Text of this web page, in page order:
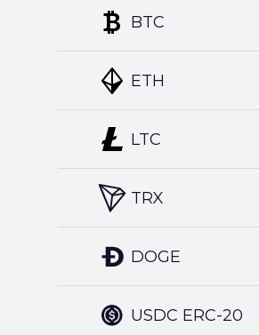
BTC
ETH
LTC
TRX
DOGE
USDC ERC-20